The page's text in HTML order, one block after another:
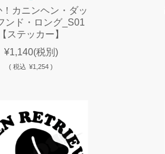
！カニンヘン・ダッ
ンド・ロング_S01
【ステッカー】
¥1,140(税別)
(税込 ¥1,254 )